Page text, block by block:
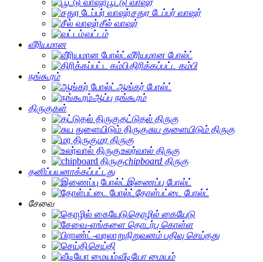
பூட்டு வாஷர்
சதுர டேப்பர் வாஷர்
சீல் வாஷர்
வட்டம்
வீரியமான
வீரியமான போல்ட்
திரிக்கப்பட்ட கம்பி
நங்கூரம்
ஆங்கர் போல்ட்
ஆப்பு நங்கூரம்
திருகுகள்
தட்டுதல் திருகு
சுய துளையிடும் திருகு
மர திருகு
உலர்வால் திருகு
chipboard திருகு
தனிப்பயனாக்கப்பட்டது
இணைப்பு போல்ட்
தோள்பட்டை போல்ட்
சேவை
தொழில் கையேடு
எங்களை தொடர்பு கொள்ள
நிறுவனம் பதிவு செய்தது
செய்தி
வீடியோ மையம்